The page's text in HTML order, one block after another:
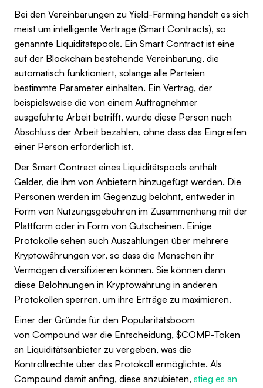
Bei den Vereinbarungen zu Yield-Farming handelt es sich
meist um intelligente Verträge (Smart Contracts), so
genannte Liquiditätspools. Ein Smart Contract ist eine
auf der Blockchain bestehende Vereinbarung, die
automatisch funktioniert, solange alle Parteien
bestimmte Parameter einhalten. Ein Vertrag, der
beispielsweise die von einem Auftragnehmer
ausgeführte Arbeit betrifft, würde diese Person nach
Abschluss der Arbeit bezahlen, ohne dass das Eingreifen
einer Person erforderlich ist.
Der Smart Contract eines Liquiditätspools enthält
Gelder, die ihm von Anbietern hinzugefügt werden. Die
Personen werden im Gegenzug belohnt, entweder in
Form von Nutzungsgebühren im Zusammenhang mit der
Plattform oder in Form von Gutscheinen. Einige
Protokolle sehen auch Auszahlungen über mehrere
Kryptowährungen vor, so dass die Menschen ihr
Vermögen diversifizieren können. Sie können dann
diese Belohnungen in Kryptowährung in anderen
Protokollen sperren, um ihre Erträge zu maximieren.
Einer der Gründe für den Popularitätsboom
von Compound war die Entscheidung, $COMP-Token
an Liquiditätsanbieter zu vergeben, was die
Kontrollrechte über das Protokoll ermöglichte. Als
Compound damit anfing, diese anzubieten, stieg es an